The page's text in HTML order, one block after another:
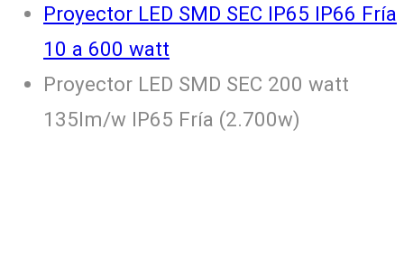
Proyector LED SMD SEC IP65 IP66 Fría
10 a 600 watt
Proyector LED SMD SEC 200 watt
135lm/w IP65 Fría (2.700w)